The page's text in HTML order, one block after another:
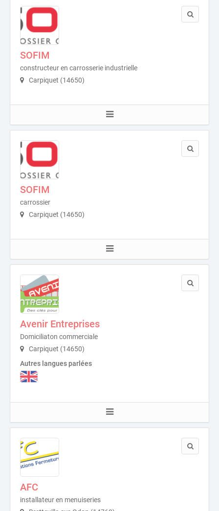
SOFIM
constructeur en carrosserie industrielle
Carpiquet (14650)
SOFIM
carrossier
Carpiquet (14650)
Avenir Entreprises
Domiciliaton commerciale
Carpiquet (14650)
Autres langues parlées
AFC
installateur en menuiseries